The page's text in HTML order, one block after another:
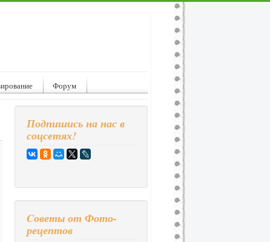
Форум
Подпишись на нас в
соцсетях!
Cоветы от Фото-
рецептов